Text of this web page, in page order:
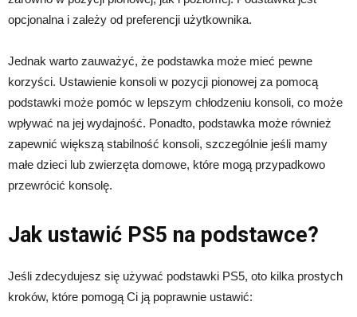
opcjonalna i zależy od preferencji użytkownika.
Jednak warto zauważyć, że podstawka może mieć pewne
korzyści. Ustawienie konsoli w pozycji pionowej za pomocą
podstawki może pomóc w lepszym chłodzeniu konsoli, co może
wpływać na jej wydajność. Ponadto, podstawka może również
zapewnić większą stabilność konsoli, szczególnie jeśli mamy
małe dzieci lub zwierzęta domowe, które mogą przypadkowo
przewrócić konsolę.
Jak ustawić PS5 na podstawce?
Jeśli zdecydujesz się używać podstawki PS5, oto kilka prostych
kroków, które pomogą Ci ją poprawnie ustawić: